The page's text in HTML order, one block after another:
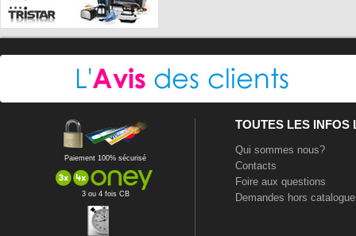
Paiement 100% sécurisé
3 ou 4 fois CB
TOUTES LES INFOS
Qui sommes nous?
Contacts
Foire aux questions
Demandes hors catalogue